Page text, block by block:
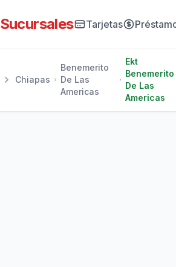
Sucursales Tarjetas
Chiapas
Benemerito
De Las
Americas
Ekt
Benemerito
De Las
Americas